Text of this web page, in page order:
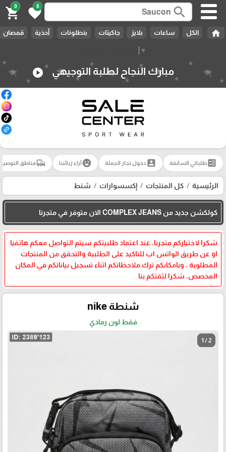
▼
search
0
favorite
0
shopping_cart
home الكل ساعات بلايز جاكيتات بنطلونات أحذية قمصان
مبارك النجاح لطلبة التوجيهي play_circle
🎓
ballotطلباتي السابقة account_box دخول تجار الجملة emoji_emotionsآراء زبائننا commuteمناطق
الرئيسية كل المنتجات إكسسوارات شنط
كولكشن جديد من COMPLEX JEANS الان متوفر في متجرنا
شكرا لاختياركم متجرنا، عند اعتماد طلبيتكم سيتم التواصل معكم هاتفيا
او عن طريق الواتس اب للتاكيد على الطلبية والتحقق من المنتجات
المطلوبة ، وبامكانكم ترك ملاحظاتكم اثناء تسجيل بياناتكم في المكان
المخصص، شكرا لثقتكم بنا
شنطة nike
فقط لون رمادي
1 / 2